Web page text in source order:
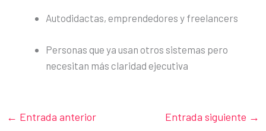
Autodidactas, emprendedores y freelancers
Personas que ya usan otros sistemas pero
necesitan más claridad ejecutiva
← Entrada anterior Entrada siguiente →